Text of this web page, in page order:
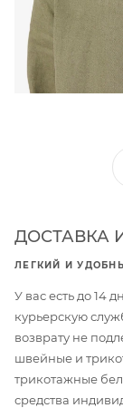
ДОСТАВКА
ЛЕГКИЙ И
У вас есть до 14
курьерскую
возврату не
швейные и
трикотажные
средства